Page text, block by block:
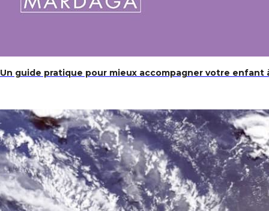
guide pratique pour mieux accompagner votre enfant